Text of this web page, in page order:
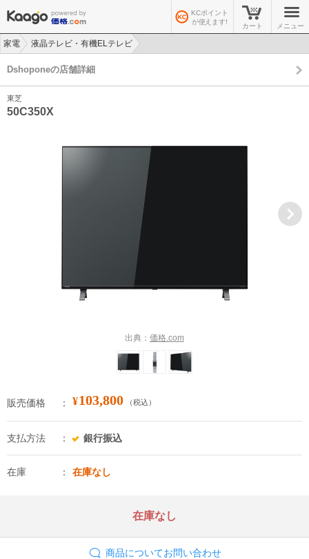
KCポイント
が使えます!
カート メニュー
家電
液晶テレビ・有機ELテレビ
Dshoponeの店舗詳細
東芝
50C350X
出典： 価格.com
販売価格 ¥103,800 （税込）
支払方法 銀行振込
在庫 在庫なし
在庫なし
商品についてお問い合わせ